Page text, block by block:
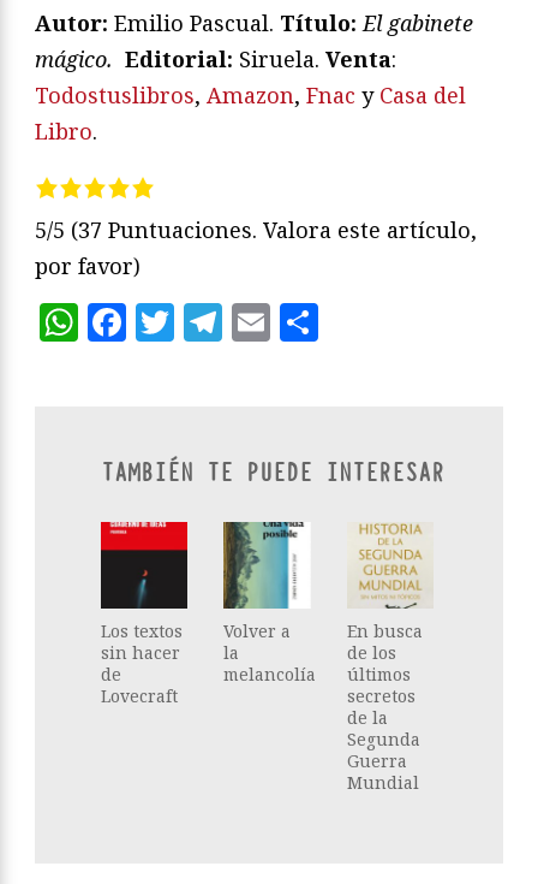
Autor: Emilio Pascual. Título: El gabinete
mágico. Editorial: Siruela. Venta:
Todostuslibros, Amazon, Fnac y Casa del
Libro.
5/5 (37 Puntuaciones. Valora este artículo,
por favor)
WhatsApp
Facebook
Twitter
Telegram
Email
TAMBIÉN TE PUEDE INTERESAR
Los textos
sin hacer
de
Lovecraft
Volver a
la
melancolía
En busca
de los
últimos
secretos
de la
Segunda
Guerra
Mundial